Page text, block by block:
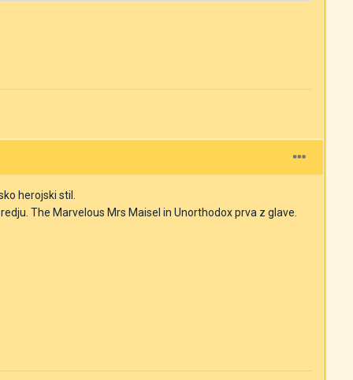
herojski stil.
The Marvelous Mrs Maisel in Unorthodox prva z glave.